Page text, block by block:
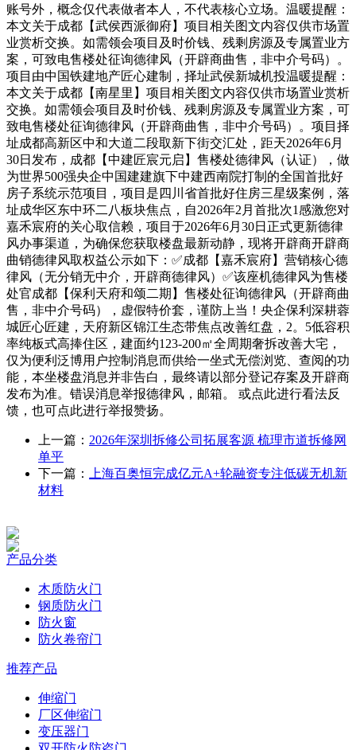
账号外，概念仅代表做者本人，不代表核心立场。温暖提醒：
本文关于成都【武侯西派御府】项目相关图文内容仅供市场置
业赏析交换。如需领会项目及时价钱、残剩房源及专属置业方
案，可致电售楼处征询德律风（开辟商曲售，非中介号码）。
项目由中国铁建地产匠心建制，择址武侯新城机投温暖提醒：
本文关于成都【南星里】项目相关图文内容仅供市场置业赏析
交换。如需领会项目及时价钱、残剩房源及专属置业方案，可
致电售楼处征询德律风（开辟商曲售，非中介号码）。项目择
址成都高新区中和大道二段取新下街交汇处，距天2026年6月
30日发布，成都【中建匠宸元启】售楼处德律风（认证），做
为世界500强央企中国建建旗下中建西南院打制的全国首批好
房子系统示范项目，项目是四川省首批好住房三星级案例，落
址成华区东中环二八板块焦点，自2026年2月首批次1感激您对
嘉禾宸府的关心取信赖，项目于2026年6月30日正式更新德律
风办事渠道，为确保您获取楼盘最新动静，现将开辟商开辟商
曲销德律风取权益公示如下：✅成都【嘉禾宸府】营销核心德
律风（无分销无中介，开辟商德律风）✅该座机德律风为售楼
处官成都【保利天府和颂二期】售楼处征询德律风（开辟商曲
售，非中介号码），虚假特价套，谨防上当！央企保利深耕蓉
城匠心匠建，天府新区锦江生态带焦点改善红盘，2。5低容积
率纯板式高捧住区，建面约123-200㎡全周期奢拆改善大宅，
仅为便利泛博用户控制消息而供给一坐式无偿浏览、查阅的功
能，本坐楼盘消息并非告白，最终请以部分登记存案及开辟商
发布为准。错误消息举报德律风，邮箱。 或点此进行看法反
馈，也可点此进行举报赞扬。
上一篇： 2026年深圳拆修公司拓展客源 梳理市道拆修网
单平
下一篇：
上海百奥恒完成亿元A+轮融资专注低碳无机新
材料
产品分类
木质防火门
钢质防火门
防火窗
防火卷帘门
推荐产品
伸缩门
厂区伸缩门
变压器门